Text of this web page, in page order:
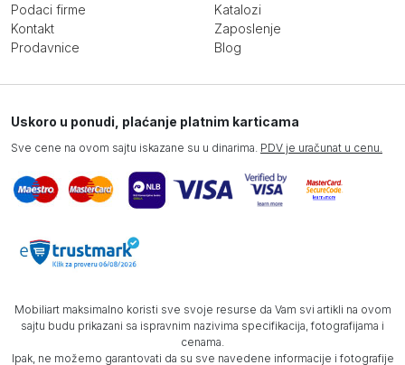
Podaci firme
Kontakt
Prodavnice
Katalozi
Zaposlenje
Blog
Uskoro u ponudi, plaćanje platnim karticama
Sve cene na ovom sajtu iskazane su u dinarima. PDV je uračunat u cenu.
Mobiliart maksimalno koristi sve svoje resurse da Vam svi artikli na ovom
sajtu budu prikazani sa ispravnim nazivima specifikacija, fotografijama i
cenama.
Ipak, ne možemo garantovati da su sve navedene informacije i fotografije